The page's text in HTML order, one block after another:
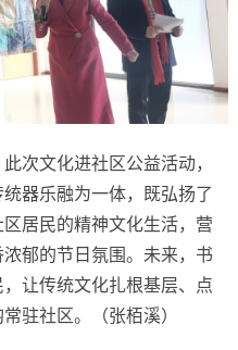
文化进社区公益活动，
器乐融为一体，既弘扬了
居民的精神文化生活，营
郁的节日氛围。未来，书
让传统文化扎根基层、点
驻社区。（张栢溪）